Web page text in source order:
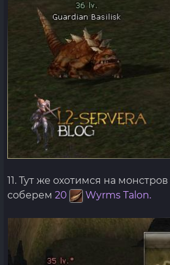
11. Тут же охотимся на монстров
соберем 20 Wyrms Talon.